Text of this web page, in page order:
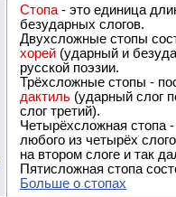
Стопа - это единица
безударных слогов.
Двухсложные стопы
хорей (ударный и
русской поэзии.
Трёхсложные стопы -
дактиль (ударный слог
слог третий).
Четырёхсложная стопа
любого из четырёх
на втором слоге и так
Пятисложная стопа
Больше о стопах